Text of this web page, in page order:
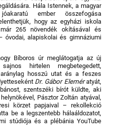
Hála Istennek, a magyar
ember összefogása
hogy az egyházi iskola
265 növendék okításával és
alapiskolai és gimnáziumi
Bíboros úr meglátogatja az új
hirtelen megbetegedett,
hosszú utat és a feszes
Dr. Gábor Elemératyát,
szentszéki bírót küldte, aki
Pásztor Zoltán atyával,
körzet papjaival – rekollekció
be a legszentebb hálaáldozatot,
stúdiója és a plébánia YouTube